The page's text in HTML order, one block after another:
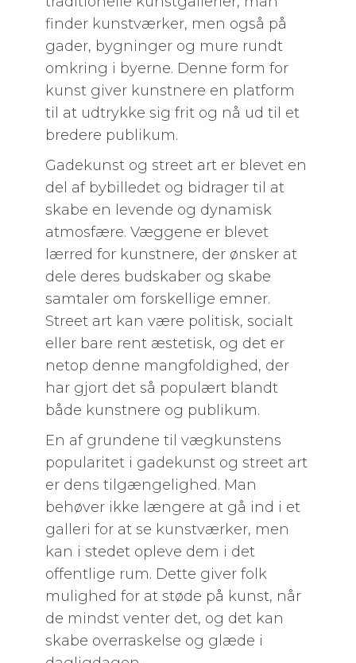
finder kunstværker, men også på
gader, bygninger og mure rundt
omkring i byerne. Denne form for
kunst giver kunstnere en platform
til at udtrykke sig frit og nå ud til et
bredere publikum.
Gadekunst og street art er blevet en
del af bybilledet og bidrager til at
skabe en levende og dynamisk
atmosfære. Væggene er blevet
lærred for kunstnere, der ønsker at
dele deres budskaber og skabe
samtaler om forskellige emner.
Street art kan være politisk, socialt
eller bare rent æstetisk, og det er
netop denne mangfoldighed, der
har gjort det så populært blandt
både kunstnere og publikum.
En af grundene til vægkunstens
popularitet i gadekunst og street art
er dens tilgængelighed. Man
behøver ikke længere at gå ind i et
galleri for at se kunstværker, men
kan i stedet opleve dem i det
offentlige rum. Dette giver folk
mulighed for at støde på kunst, når
de mindst venter det, og det kan
skabe overraskelse og glæde i